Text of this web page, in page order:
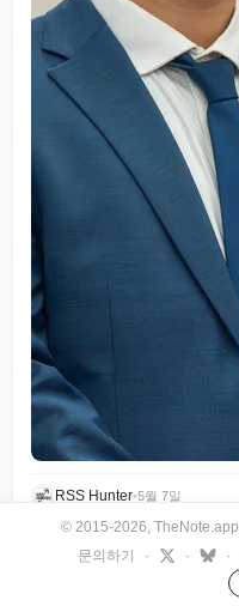
RSS Hunter•5월 7일
© 2015-2026, TheNote.app
문의하기
· · ·